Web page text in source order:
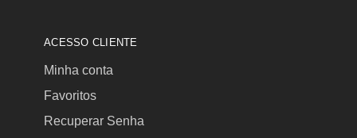
ACESSO CLIENTE
Minha conta
Favoritos
Recuperar Senha